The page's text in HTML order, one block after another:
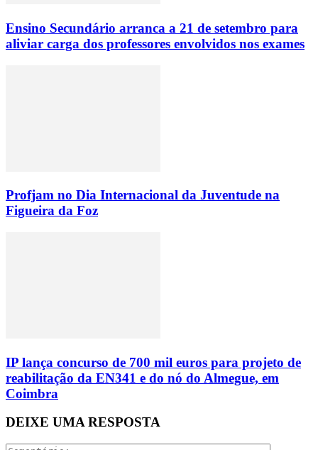
Ensino Secundário arranca a 21 de setembro para
aliviar carga dos professores envolvidos nos exames
Profjam no Dia Internacional da Juventude na
Figueira da Foz
IP lança concurso de 700 mil euros para projeto de
reabilitação da EN341 e do nó do Almegue, em
Coimbra
DEIXE UMA RESPOSTA